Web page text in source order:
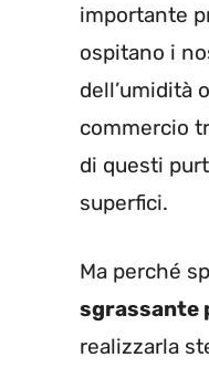
importante
ospitano i
dell’umidità
commercio
di questi
superfici.
Ma perché
sgrassante
realizzarla